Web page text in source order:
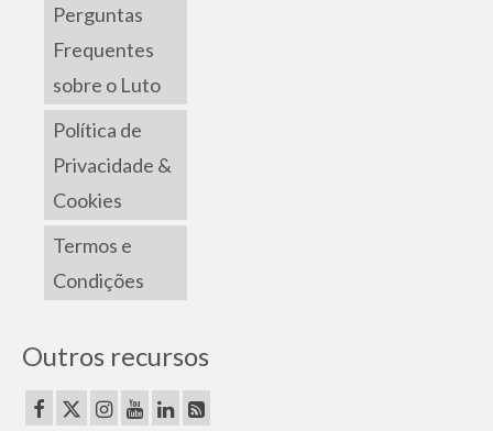
Perguntas
Frequentes
sobre o Luto
Política de
Privacidade &
Cookies
Termos e
Condições
Outros recursos